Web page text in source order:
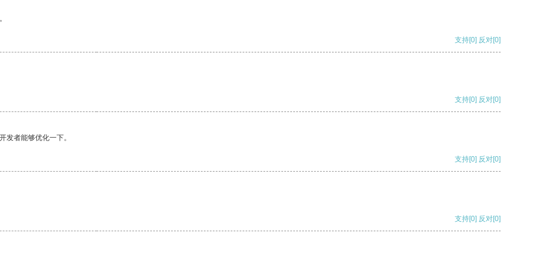
支持[0] 反对[0]
支持[0] 反对[0]
发者能够优化一下。
支持[0] 反对[0]
支持[0] 反对[0]